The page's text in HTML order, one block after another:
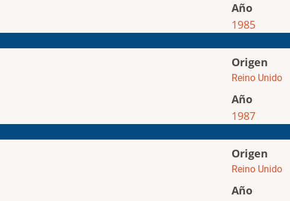
Año
1985
Origen
Reino Unido
Año
1987
Origen
Reino Unido
Año